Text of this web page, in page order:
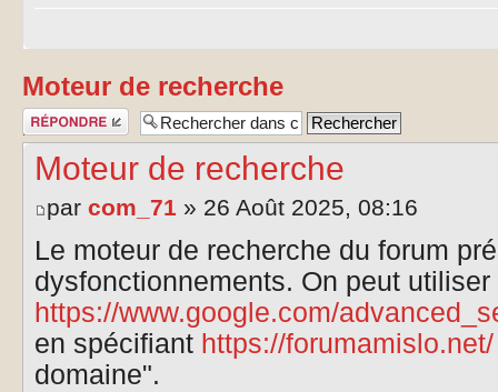
Moteur de recherche
Publier une
réponse
Moteur de recherche
par com_71 » 26 Août 2025, 08:16
Le moteur de recherche du forum
dysfonctionnements. On peut
https://www.google.com/
en spécifiant https://forumamislo.net/
domaine".